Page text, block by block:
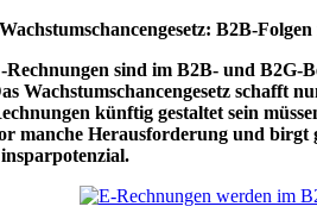
Wachstumschancengesetz: B2B-
Rechnungen sind im B2B- und B2G-
Wachstumschancengesetz schafft
künftig gestaltet sein
manche Herausforderung und birgt